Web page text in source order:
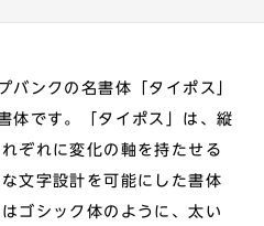
バンクの名書体「タイポス」
体です。「タイポス」は、縦
ぞれに変化の軸を持たせる
文字設計を可能にした書体
ゴシック体のように、太い